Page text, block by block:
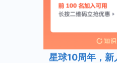
星球10周年，新